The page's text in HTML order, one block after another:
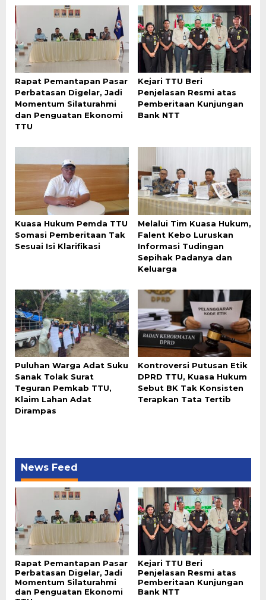
Rapat Pemantapan Pasar
Perbatasan Digelar, Jadi
Momentum Silaturahmi
dan Penguatan Ekonomi
TTU
Kejari TTU Beri
Penjelasan Resmi atas
Pemberitaan Kunjungan
Bank NTT
Kuasa Hukum Pemda TTU
Somasi Pemberitaan Tak
Sesuai Isi Klarifikasi
Melalui Tim Kuasa Hukum,
Falent Kebo Luruskan
Informasi Tudingan
Sepihak Padanya dan
Keluarga
Puluhan Warga Adat Suku
Sanak Tolak Surat
Teguran Pemkab TTU,
Klaim Lahan Adat
Dirampas
Kontroversi Putusan Etik
DPRD TTU, Kuasa Hukum
Sebut BK Tak Konsisten
Terapkan Tata Tertib
News Feed
Rapat Pemantapan Pasar
Perbatasan Digelar, Jadi
Momentum Silaturahmi
dan Penguatan Ekonomi
Kejari TTU Beri
Penjelasan Resmi atas
Pemberitaan Kunjungan
Bank NTT